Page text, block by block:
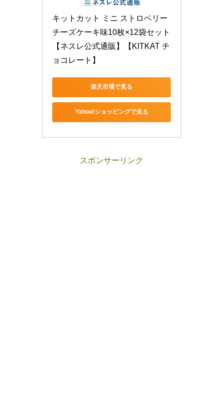
キットカット ミニ ストロベリー
チーズケーキ味10枚×12袋セット
【ネスレ公式通販】【KITKAT チ
ョコレート】
楽天市場で見る
Yahoo!ショッピングで見る
スポンサーリンク